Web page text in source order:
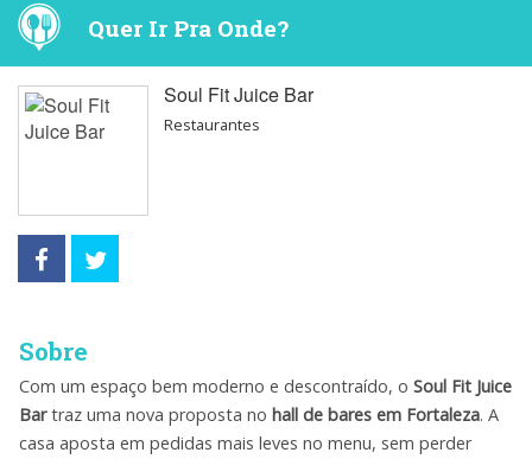
Quer Ir Pra Onde?
Soul Fit Juice Bar
Restaurantes
Sobre
Com um espaço bem moderno e descontraído, o Soul Fit Juice
Bartraz uma nova proposta no hall de bares em Fortaleza. A
casa aposta em pedidas mais leves no menu, sem perder